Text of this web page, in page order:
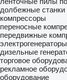
долбежные
компрессоры
переносные
передвижные
электрогенераторы
дизельные
торговое
рекламное
оборудование